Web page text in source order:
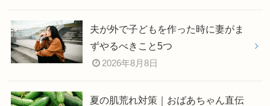
夫が外で子どもを作った時に妻がま
ずやるべきこと5つ
2026年8月8日
夏の肌荒れ対策｜おばあちゃん直伝